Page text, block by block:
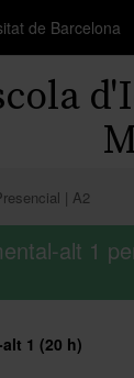
de Barcelona
Inici
Beques
A2
alt 1
1 (20 h)